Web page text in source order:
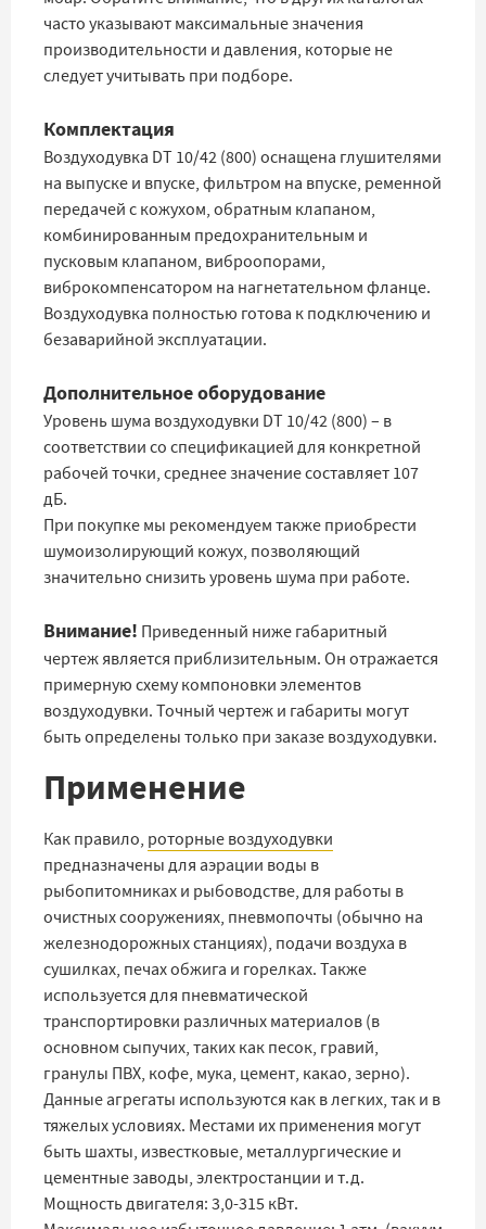
часто указывают максимальные значения
производительности и давления, которые не
следует учитывать при подборе.
Комплектация
Воздуходувка DT 10/42 (800) оснащена глушителями
на выпуске и впуске, фильтром на впуске, ременной
передачей с кожухом, обратным клапаном,
комбинированным предохранительным и
пусковым клапаном, виброопорами,
виброкомпенсатором на нагнетательном фланце.
Воздуходувка полностью готова к подключению и
безаварийной эксплуатации.
Дополнительное оборудование
Уровень шума воздуходувки DT 10/42 (800) – в
соответствии со спецификацией для конкретной
рабочей точки, среднее значение составляет 107
дБ.
При покупке мы рекомендуем также приобрести
шумоизолирующий кожух, позволяющий
значительно снизить уровень шума при работе.
Внимание! Приведенный ниже габаритный
чертеж является приблизительным. Он отражается
примерную схему компоновки элементов
воздуходувки. Точный чертеж и габариты могут
быть определены только при заказе воздуходувки.
Применение
Как правило, роторные воздуходувки
предназначены для аэрации воды в
рыбопитомниках и рыбоводстве, для работы в
очистных сооружениях, пневмопочты (обычно на
железнодорожных станциях), подачи воздуха в
сушилках, печах обжига и горелках. Также
используется для пневматической
транспортировки различных материалов (в
основном сыпучих, таких как песок, гравий,
гранулы ПВХ, кофе, мука, цемент, какао, зерно).
Данные агрегаты используются как в легких, так и в
тяжелых условиях. Местами их применения могут
быть шахты, известковые, металлургические и
цементные заводы, электростанции и т.д.
Мощность двигателя: 3,0-315 кВт.